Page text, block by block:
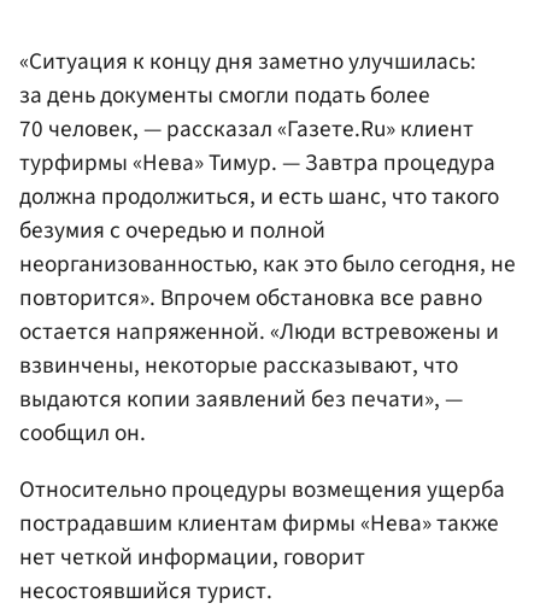
«Ситуация к концу дня заметно улучшилась:
за день документы смогли подать более
70 человек, — рассказал «Газете.Ru» клиент
турфирмы «Нева» Тимур. — Завтра процедура
должна продолжиться, и есть шанс, что такого
безумия с очередью и полной
неорганизованностью, как это было сегодня, не
повторится». Впрочем обстановка все равно
остается напряженной. «Люди встревожены и
взвинчены, некоторые рассказывают, что
выдаются копии заявлений без печати», —
сообщил он.
Относительно процедуры возмещения ущерба
пострадавшим клиентам фирмы «Нева» также
нет четкой информации, говорит
несостоявшийся турист.